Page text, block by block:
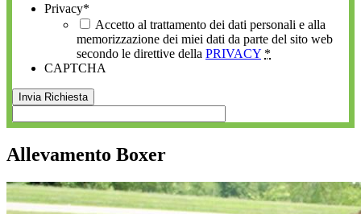
Privacy*
Accetto al trattamento dei dati personali e alla
memorizzazione dei miei dati da parte del sito web
secondo le direttive della PRIVACY *
CAPTCHA
Allevamento Boxer